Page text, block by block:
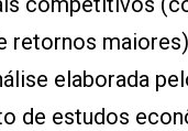
retornos
elaborada
de estudos